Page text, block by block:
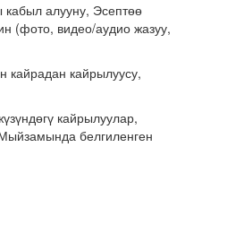
алууну, Эсептөө
(фото, видео/аудио жазуу,
кайрадан кайрылуусу,
кайрылуулар,
белгиленген